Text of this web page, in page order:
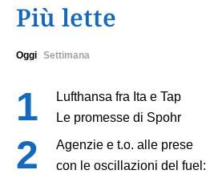
Più lette
Oggi Settimana
Lufthansa fra Ita e Tap
Le promesse di Spohr
Agenzie e t.o. alle prese
con le oscillazioni del fuel: